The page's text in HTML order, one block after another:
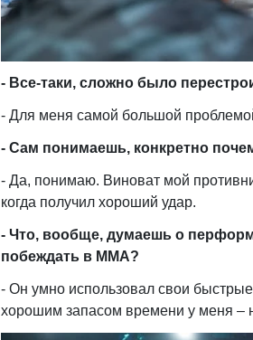
- Все-таки, сложно было
- Для меня самой большой
- Сам понимаешь, конкретно
- Да, понимаю. Виноват мой
когда получил хороший удар.
- Что, вообще, думаешь о
побеждать в ММА?
- Он умно использовал свои
хорошим запасом времени у меня –